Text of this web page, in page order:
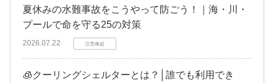
夏休みの水難事故をこうやって防ごう！｜海・川・
プールで命を守る25の対策
2026.07.22 注意喚起
🧊クーリングシェルターとは？│誰でも利用でき